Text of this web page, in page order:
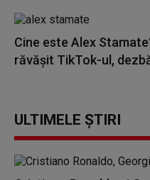
Cine este Alex
răvășit TikTok-ul,
ULTIMELE ȘTIRI